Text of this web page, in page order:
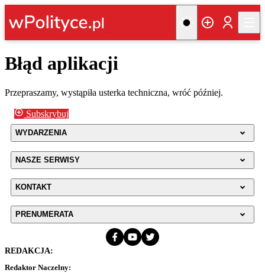
Błąd aplikacji
Przepraszamy, wystąpiła usterka techniczna, wróć później.
Subskrybuj
WYDARZENIA
NASZE SERWISY
KONTAKT
PRENUMERATA
REDAKCJA:
Redaktor Naczelny: